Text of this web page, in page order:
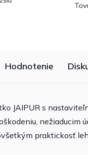
Hodnotenie
JAIPUR s
nežiaducim
praktickosť